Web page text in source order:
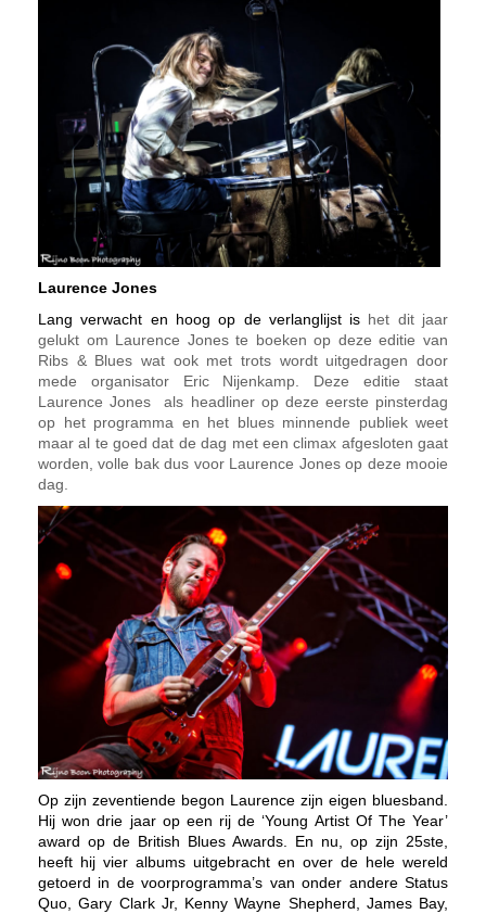
Laurence Jones
Lang verwacht en hoog op de verlanglijst is het dit jaar
gelukt om Laurence Jones te boeken op deze editie van
Ribs & Blues wat ook met trots wordt uitgedragen door
mede organisator Eric Nijenkamp. Deze editie staat
Laurence Jones als headliner op deze eerste pinsterdag
op het programma en het blues minnende publiek weet
maar al te goed dat de dag met een climax afgesloten gaat
worden, volle bak dus voor Laurence Jones op deze mooie
dag.
Op zijn zeventiende begon Laurence zijn eigen bluesband.
Hij won drie jaar op een rij de ‘Young Artist Of The Year’
award op de British Blues Awards. En nu, op zijn 25ste,
heeft hij vier albums uitgebracht en over de hele wereld
getoerd in de voorprogramma’s van onder andere Status
Quo, Gary Clark Jr, Kenny Wayne Shepherd, James Bay,